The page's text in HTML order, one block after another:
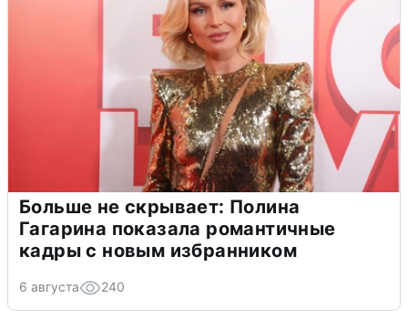
Больше не скрывает: Полина
Гагарина показала романтичные
кадры с новым избранником
6 августа 240